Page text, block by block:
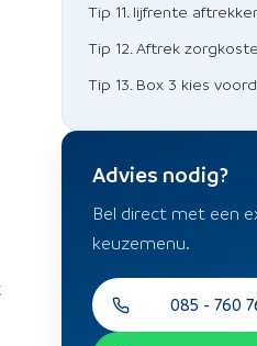
Tip 11. lijfrente
Tip 12. Aftrek
Tip 13. Box 3 kies
Advies nodig?
Bel direct met een
keuzemenu.
085 - 760